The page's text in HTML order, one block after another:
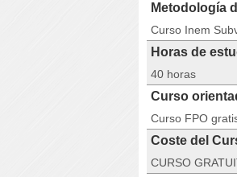
Metodología
Curso Inem
Horas de
40 horas
Curso
Curso FPO
Coste del
CURSO